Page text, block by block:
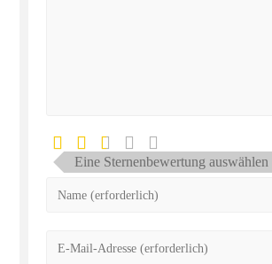
Eine Sternenbewertung auswählen